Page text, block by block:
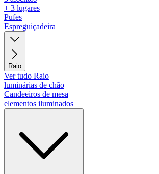
+ 3 lugares
Pufes
Espreguiçadeira
Raio
Ver tudo Raio
luminárias de chão
Candeeiros de mesa
elementos iluminados